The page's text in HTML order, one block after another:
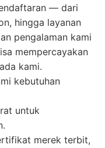
— dari
hingga layanan
pengalaman kami
mempercayakan
kami.
kebutuhan
untuk
merek terbit,